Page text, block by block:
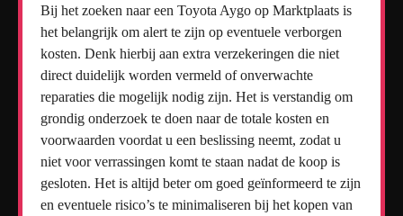
Bij het zoeken naar een Toyota Aygo op Marktplaats is
het belangrijk om alert te zijn op eventuele verborgen
kosten. Denk hierbij aan extra verzekeringen die niet
direct duidelijk worden vermeld of onverwachte
reparaties die mogelijk nodig zijn. Het is verstandig om
grondig onderzoek te doen naar de totale kosten en
voorwaarden voordat u een beslissing neemt, zodat u
niet voor verrassingen komt te staan nadat de koop is
gesloten. Het is altijd beter om goed geïnformeerd te zijn
en eventuele risico’s te minimaliseren bij het kopen van